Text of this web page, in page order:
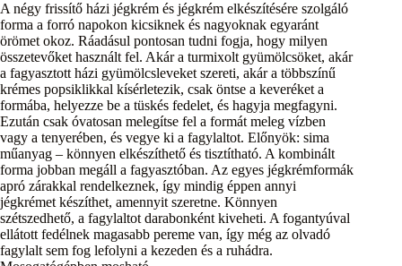
A négy frissítő házi jégkrém és jégkrém elkészítésére szolgáló
forma a forró napokon kicsiknek és nagyoknak egyaránt
örömet okoz. Ráadásul pontosan tudni fogja, hogy milyen
összetevőket használt fel. Akár a turmixolt gyümölcsöket, akár
a fagyasztott házi gyümölcsleveket szereti, akár a többszínű
krémes popsiklikkal kísérletezik, csak öntse a keveréket a
formába, helyezze be a tüskés fedelet, és hagyja megfagyni.
Ezután csak óvatosan melegítse fel a formát meleg vízben
vagy a tenyerében, és vegye ki a fagylaltot. Előnyök: sima
műanyag – könnyen elkészíthető és tisztítható. A kombinált
forma jobban megáll a fagyasztóban. Az egyes jégkrémformák
apró zárakkal rendelkeznek, így mindig éppen annyi
jégkrémet készíthet, amennyit szeretne. Könnyen
szétszedhető, a fagylaltot darabonként kiveheti. A fogantyúval
ellátott fedélnek magasabb pereme van, így még az olvadó
fagylalt sem fog lefolyni a kezeden és a ruhádra.